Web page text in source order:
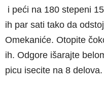
i peći na 180 stepeni
ih par sati tako da
Omekaniće. Otopite
ih. Odgore išarajte
picu isecite na 8